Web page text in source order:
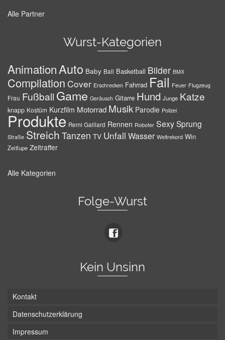
Alle Partner
Wurst-Kategorien
AnimationAuto Baby Ball Basketball Bilder BMX
Compilation Cover Erschrecken Fahrrad Fail Feuer Flugzeug
Frau Fußball Game Geräusch Gitarre Hund Junge Katze
knapp Kostüm Kurzfilm Motorrad Musik Parodie Polizei
Produkte Remi Gaillard Rennen Roboter SexySprung
Straße Streich Tanzen TV Unfall Wasser Weltrekord Win
Zeitlupe Zeitraffer
Alle Kategorien
Folge-Wurst
Kein Unsinn
Kontakt
Datenschutzerklärung
Impressum